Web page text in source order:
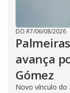
DO R7/06/08/2026
avança
Gómez
Novo vínculo do